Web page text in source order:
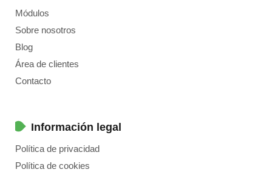
Módulos
Sobre nosotros
Blog
Área de clientes
Contacto
Información legal
Política de privacidad
Política de cookies